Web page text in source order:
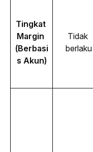
Tingkat
Margin
(Berbasi
s Akun)
Tidak
berlaku